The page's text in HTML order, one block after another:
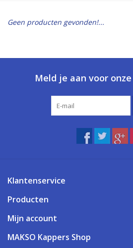
Merken
Geen producten gevonden!...
Meld je aan voor
Klantenservice
Producten
Mijn account
MAKSO Kappers Shop